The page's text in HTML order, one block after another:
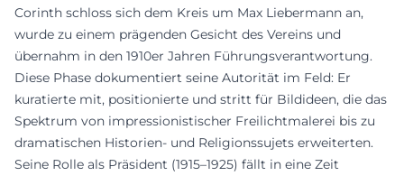
Corinth schloss sich dem Kreis um Max Liebermann an,
wurde zu einem prägenden Gesicht des Vereins und
übernahm in den 1910er Jahren Führungsverantwortung.
Diese Phase dokumentiert seine Autorität im Feld: Er
kuratierte mit, positionierte und stritt für Bildideen, die das
Spektrum von impressionistischer Freilichtmalerei bis zu
dramatischen Historien- und Religionssujets erweiterten.
Seine Rolle als Präsident (1915–1925) fällt in eine Zeit